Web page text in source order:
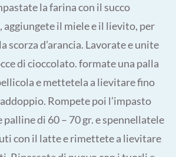
la farina con il succo
aggiungete il miele e il lievito, per
scorza d’arancia. Lavorate e unite
di cioccolato. formate una palla
e mettetela a lievitare fino
Rompete poi l’impasto
di 60 – 70 gr. e spennellatele
con il latte e rimettete a lievitare